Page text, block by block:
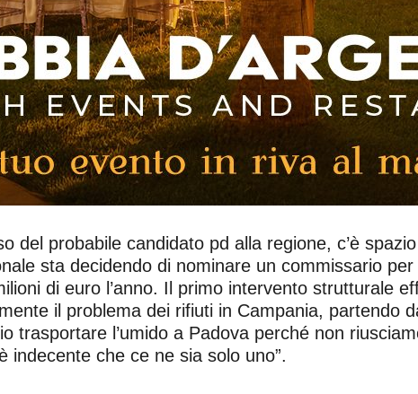
del probabile candidato pd alla regione, c’è
sta decidendo di nominare un commissario
di euro l’anno. Il primo intervento strutturale
il problema dei rifiuti in Campania, partendo
trasportare l’umido a Padova perché non
indecente che ce ne sia solo uno”.